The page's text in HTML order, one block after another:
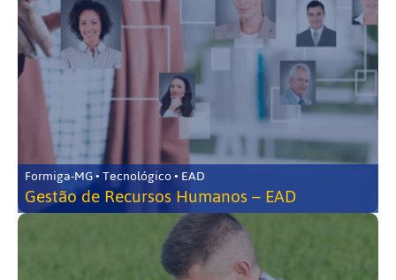
Formiga-MG • Tecnológico • EAD
Gestão de Recursos Humanos – EAD